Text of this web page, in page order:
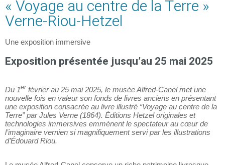
« Voyage au centre de la Terre »
Verne-Riou-Hetzel
Une exposition immersive
Exposition présentée jusqu’au 25 mai 2025
Du 1
février au 25 mai 2025, le musée Alfred-Canel met une
nouvelle fois en valeur son fonds de livres anciens en présentant
une exposition consacrée au livre illustré “Voyage au centre de la
Terre” par Jules Verne (1864). Éditions Hetzel originales et
technologies immersives emmènent le spectateur au cœur de
l’imaginaire vernien si magnifiquement servi par les illustrations
d’Édouard Riou.